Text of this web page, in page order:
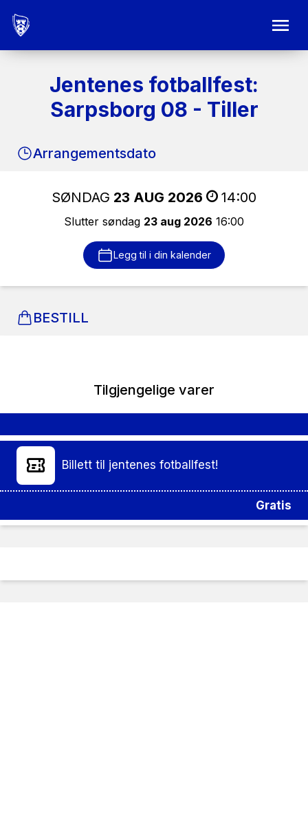
Jentenes fotballfest:
Sarpsborg 08 - Tiller
Arrangementsdato
SØNDAG 23 AUG 2026 14:00
Slutter søndag 23 aug 2026 16:00
Legg til i din kalender
BESTILL
Tilgjengelige varer
Billett til jentenes fotballfest!
Gratis